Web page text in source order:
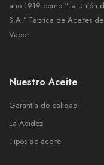
año 1919 como “La Unión
S.A.” Fabrica de Aceites
Vapor
Nuestro Aceite
Garantía de calidad
La Acidez
Tipos de aceite